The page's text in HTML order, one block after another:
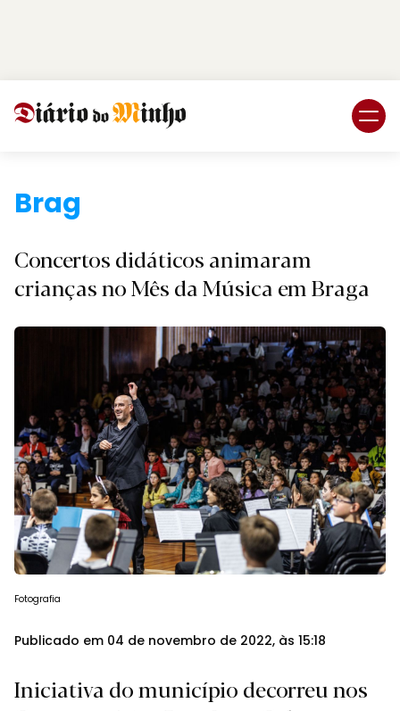
Braga.
Concertos didáticos animaram
crianças no Mês da Música em Braga
Fotografia
Publicado em 04 de novembro de 2022, às 15:18
Iniciativa do município decorreu nos